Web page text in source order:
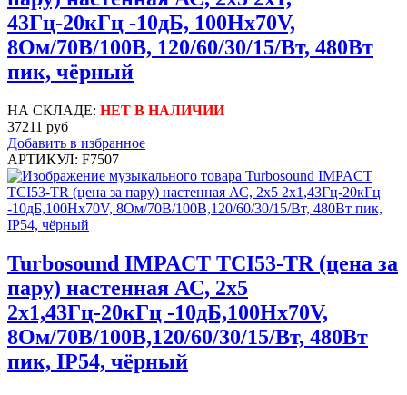
43Гц-20кГц -10дБ, 100Hx70V,
8Ом/70В/100В, 120/60/30/15/Вт, 480Вт
пик, чёрный
НА СКЛАДЕ: НЕТ В НАЛИЧИИ
37211 руб
Добавить в избранное
АРТИКУЛ: F7507
Turbosound IMPACT TCI53-TR (цена за
пару) настенная АС, 2x5
2х1,43Гц-20кГц -10дБ,100Hx70V,
8Ом/70В/100В,120/60/30/15/Вт, 480Вт
пик, IP54, чёрный